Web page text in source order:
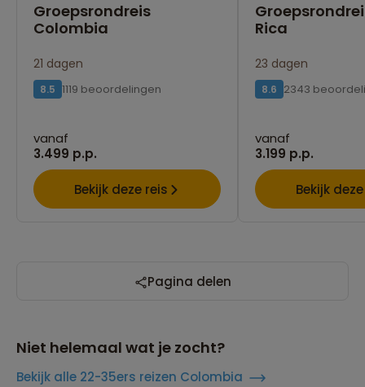
Groepsrondreis
Colombia
21 dagen
8.5 1119 beoordelingen
vanaf
3.499 p.p.
Bekijk deze reis
Rica
23 dagen
8.6 2343
vanaf
3.199 p.p.
Bekijk
Pagina delen
Niet helemaal wat je zocht?
Bekijk alle 22-35ers reizen Colombia